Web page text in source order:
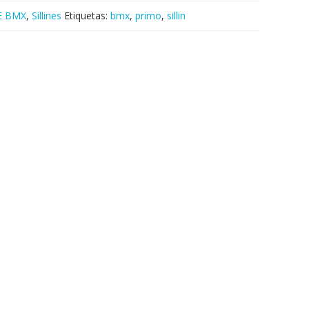
BMX, Sillines Etiquetas: bmx, primo, sillin